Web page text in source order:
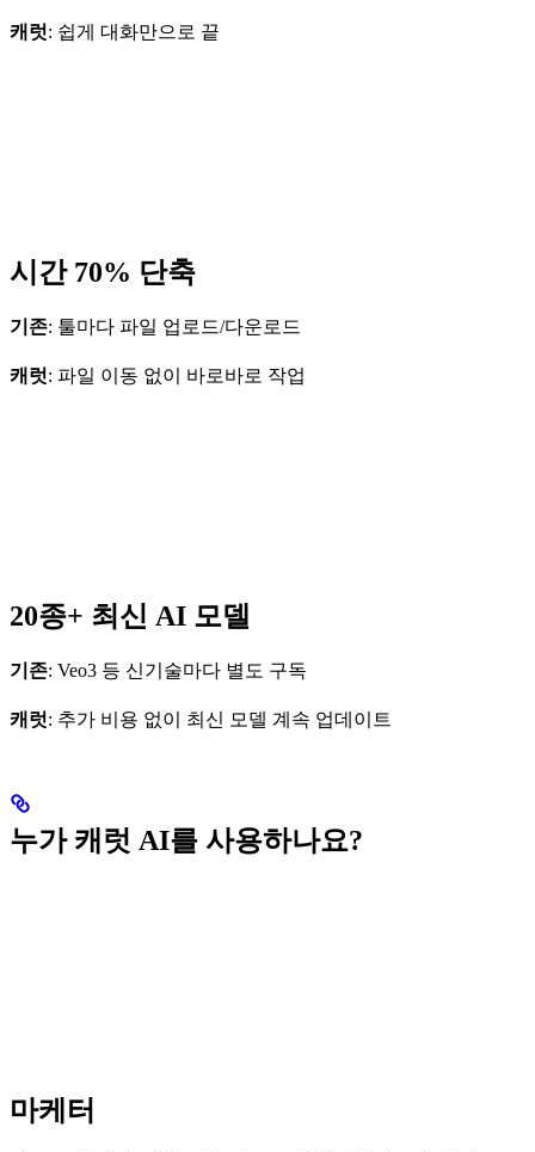
캐럿: 쉽게 대화만으로 끝
시간 70% 단축
기존: 툴마다 파일 업로드/다운로드
캐럿: 파일 이동 없이 바로바로 작업
20종+ 최신 AI 모델
기존: Veo3 등 신기술마다 별도 구독
캐럿: 추가 비용 없이 최신 모델 계속 업데이트
누가 캐럿 AI를 사용하나요?
마케터